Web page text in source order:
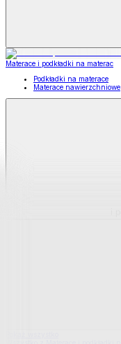
Materace i podkładki na materac
Podkładki na materace
Materace nawierzchniowe